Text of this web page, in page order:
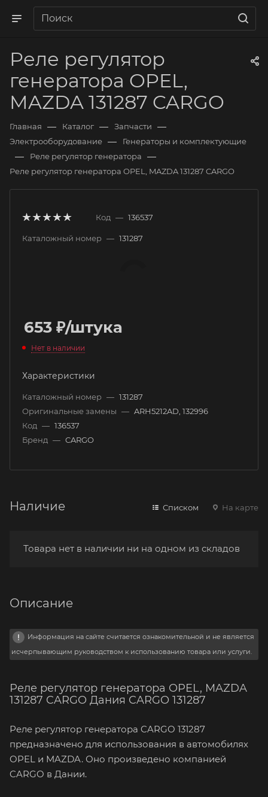
Реле регулятор
генератора OPEL,
MAZDA 131287 CARGO
Главная — Каталог — Запчасти —
Электрооборудование — Генераторы и комплектующие
— Реле регулятор генератора —
Реле регулятор генератора OPEL, MAZDA 131287 CARGO
Код — 136537
Каталожный номер — 131287
653 ₽/штука
Нет в наличии
Характеристики
Каталожный номер — 131287
Оригинальные замены — ARH5212AD, 132996
Код — 136537
Бренд — CARGO
Наличие Списком На карте
Товара нет в наличии ни на одном из складов
Описание
Информация на сайте считается ознакомительной и не является
исчерпывающим руководством к использованию товара или услуги.
Реле регулятор генератора OPEL, MAZDA
131287 CARGO Дания CARGO 131287
Реле регулятор генератора CARGO 131287
предназначено для использования в автомобилях
OPEL и MAZDA. Оно произведено компанией
CARGO в Дании.